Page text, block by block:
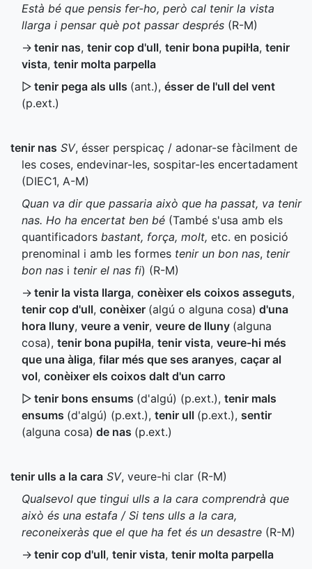
Està bé que pensis fer-ho, però cal tenir la vista
llarga i pensar què pot passar després (R-M)
→ tenir nas, tenir cop d'ull, tenir bona pupil·la, tenir
vista, tenir molta parpella
▷ tenir pega als ulls (ant.), ésser de l'ull del vent
(p.ext.)
tenir nas SV, ésser perspicaç / adonar-se fàcilment de
les coses, endevinar-les, sospitar-les encertadament
(DIEC1, A-M)
Quan va dir que passaria això que ha passat, va tenir
nas. Ho ha encertat ben bé (També s'usa amb els
quantificadors bastant, força, molt, etc. en posició
prenominal i amb les formes tenir un bon nas, tenir
bon nas i tenir el nas fi) (R-M)
→ tenir la vista llarga, conèixer els coixos asseguts,
tenir cop d'ull, conèixer (algú o alguna cosa) d'una
hora lluny, veure a venir, veure de lluny (alguna
cosa), tenir bona pupil·la, tenir vista, veure-hi més
que una àliga, filar més que ses aranyes, caçar al
vol, conèixer els coixos dalt d'un carro
▷ tenir bons ensums (d'algú) (p.ext.), tenir mals
ensums (d'algú) (p.ext.), tenir ull (p.ext.), sentir
(alguna cosa) de nas (p.ext.)
tenir ulls a la cara SV, veure-hi clar (R-M)
Qualsevol que tingui ulls a la cara comprendrà que
això és una estafa / Si tens ulls a la cara,
reconeixeràs que el que ha fet és un desastre (R-M)
→ tenir cop d'ull, tenir vista, tenir molta parpella